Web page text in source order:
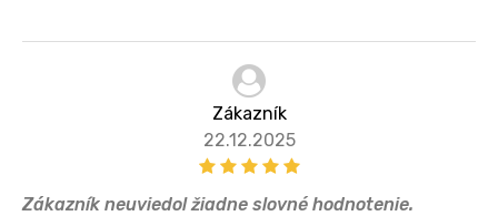
Zákazník
22.12.2025
Zákazník neuviedol žiadne slovné hodnotenie.